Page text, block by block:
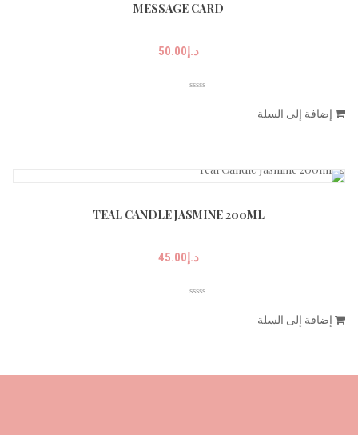
MESSAGE CARD
د.إ50.00
إضافة إلى السلة
TEAL CANDLE JASMINE 200ML
د.إ45.00
إضافة إلى السلة